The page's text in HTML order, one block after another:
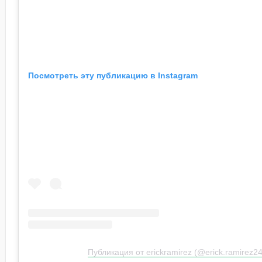
Посмотреть эту публикацию в Instagram
Публикация от erickramirez